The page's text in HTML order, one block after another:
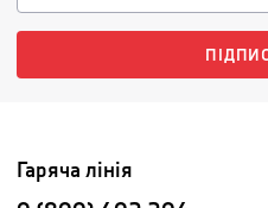
Гаряча лінія